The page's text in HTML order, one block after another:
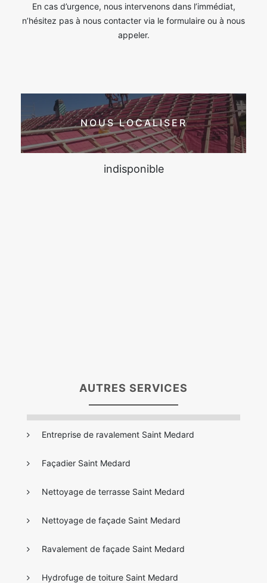
En cas d’urgence, nous intervenons dans l’immédiat,
n’hésitez pas à nous contacter via le formulaire ou à nous
appeler.
NOUS LOCALISER
indisponible
AUTRES SERVICES
Entreprise de ravalement Saint Medard
Façadier Saint Medard
Nettoyage de terrasse Saint Medard
Nettoyage de façade Saint Medard
Ravalement de façade Saint Medard
Hydrofuge de toiture Saint Medard